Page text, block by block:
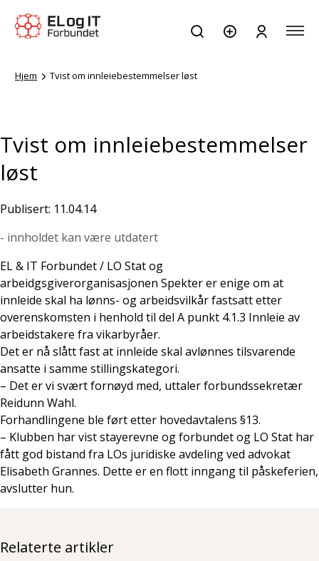
Hjem Tvist om innleiebestemmelser løst
Tvist om innleiebestemmelser
løst
Publisert: 11.04.14
- innholdet kan være utdatert
EL & IT Forbundet / LO Stat og
arbeidgsgiverorganisasjonen Spekter er enige om at
innleide skal ha lønns- og arbeidsvilkår fastsatt etter
overenskomsten i henhold til del A punkt 4.1.3 Innleie av
arbeidstakere fra vikarbyråer.
Det er nå slått fast at innleide skal avlønnes tilsvarende
ansatte i samme stillingskategori.
– Det er vi svært fornøyd med, uttaler forbundssekretær
Reidunn Wahl.
Forhandlingene ble ført etter hovedavtalens §13.
– Klubben har vist stayerevne og forbundet og LO Stat har
fått god bistand fra LOs juridiske avdeling ved advokat
Elisabeth Grannes. Dette er en flott inngang til påskeferien,
avslutter hun.
Relaterte artikler